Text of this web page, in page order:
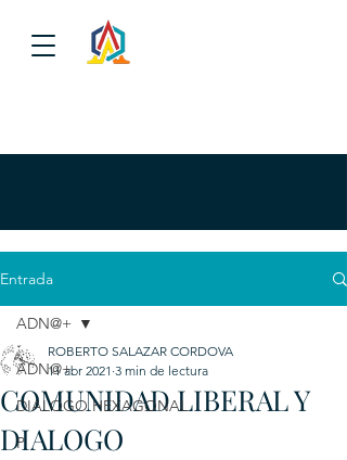
Entrada
ADN@+
DIALOGO HEXAGONAL
P
ADN@+
COMUNIDAD LIBERAL Y
DIALOGO
ROBERTO SALAZAR CORDOVA
11 abr 2021 3 min de lectura